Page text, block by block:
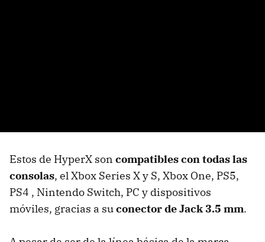
Estos de HyperX son compatibles con todas las
consolas, el Xbox Series X y S, Xbox One, PS5,
PS4 , Nintendo Switch, PC y dispositivos
móviles, gracias a suconector de Jack 3.5 mm.